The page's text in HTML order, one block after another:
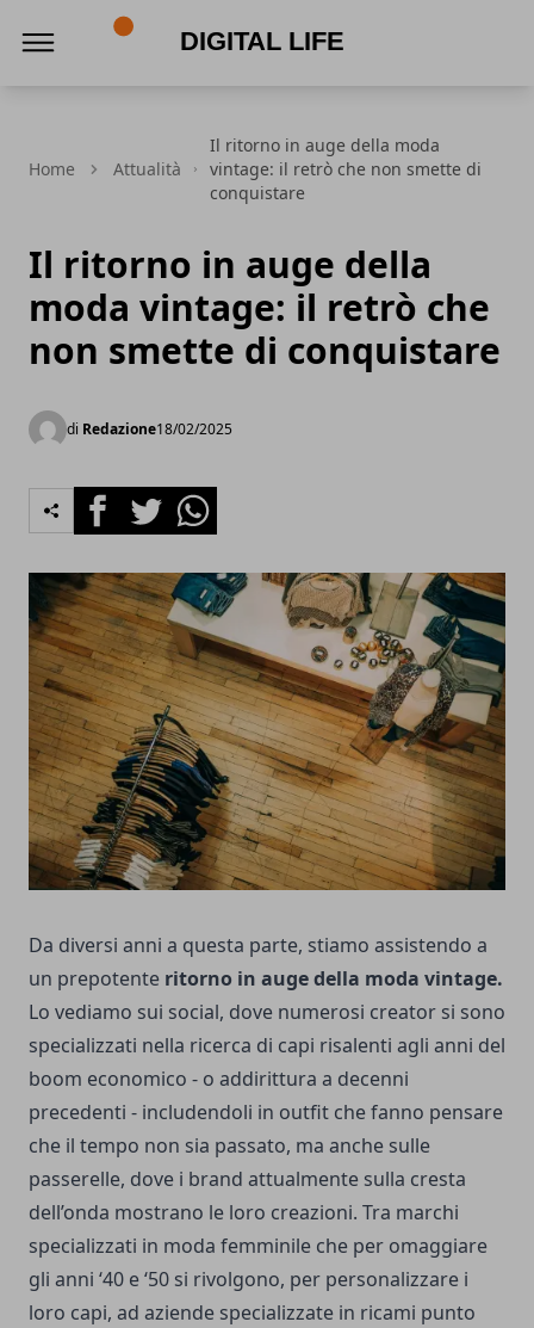
Home Attualità
Il ritorno in auge della moda
vintage: il retrò che non smette di
conquistare
Il ritorno in auge della
moda vintage: il retrò che
non smette di conquistare
di Redazione18/02/2025
FacebookTwitterWhatsapp
Da diversi anni a questa parte, stiamo assistendo a
un prepotente ritorno in auge della moda vintage.
Lo vediamo sui social, dove numerosi creator si sono
specializzati nella ricerca di capi risalenti agli anni del
boom economico - o addirittura a decenni
precedenti - includendoli in outfit che fanno pensare
che il tempo non sia passato, ma anche sulle
passerelle, dove i brand attualmente sulla cresta
dell’onda mostrano le loro creazioni. Tra marchi
specializzati in moda femminile che per omaggiare
gli anni ‘40 e ‘50 si rivolgono, per personalizzare i
loro capi, ad aziende specializzate in ricami punto